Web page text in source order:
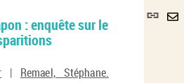
Lien
: enquête sur le
| Remael, Stéphane.